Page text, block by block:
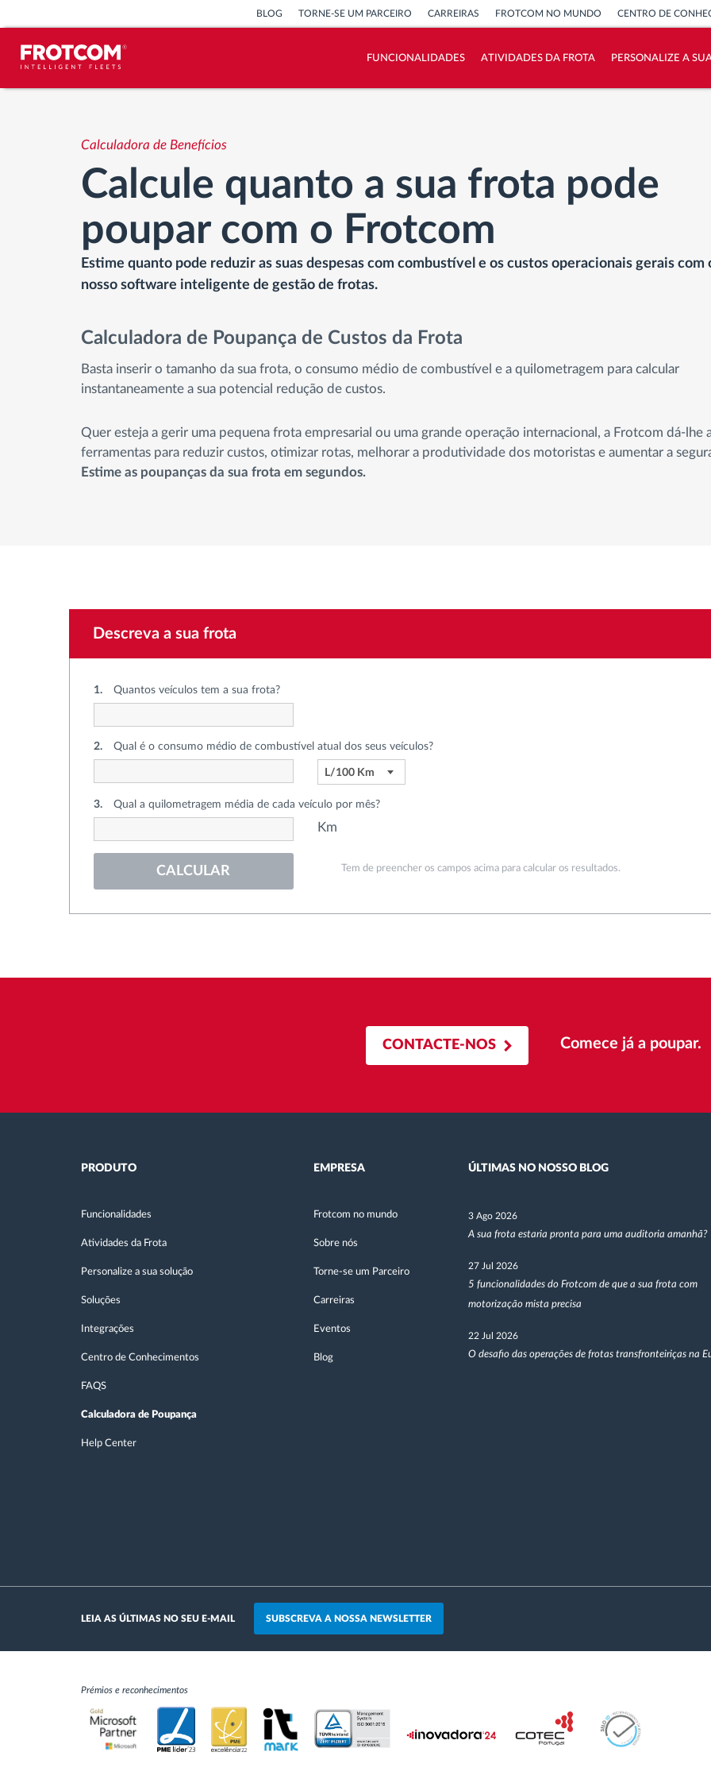
BLOG TORNE-SE UM PARCEIRO CARREIRAS FROTCOM NO MUNDO CENTRO DE
FUNCIONALIDADES ATIVIDADES DA FROTA PERSONALIZE A
Análise do estilo de condução
Monitorização dos tempos de
condução
Gestão de tarefas
Descarga remota de tacógrafo
Controlo de acesso
Planeamento e monitorização de rotas
Calculadora de Benefícios
Calculadora de Benefícios
Calcule quanto a sua frota pode
poupar com o Frotcom
Estime quanto pode reduzir as suas despesas com combustível e os custos operacionais gerais com
nosso software inteligente de gestão de frotas.
Calculadora de Poupança de Custos da Frota
Basta inserir o tamanho da sua frota, o consumo médio de combustível e a quilometragem para calcular
instantaneamente a sua potencial redução de custos.
Quer esteja a gerir uma pequena frota empresarial ou uma grande operação internacional, a Frotcom dá-lhe
ferramentas para reduzir custos, otimizar rotas, melhorar a produtividade dos motoristas e aumentar a
Estime as poupanças da sua frota em segundos.
Descreva a sua frota
1. Quantos veículos tem a sua frota?
2.
Qual é o consumo médio de combustível atual dos seus veículos?
Tipo
de
consumo
L/100 Km
3.
Qual a quilometragem média de cada veículo por mês?
Tipo
Km
CALCULAR Tem de preencher os campos acima para calcular os resultados.
CONTACTE-NOS Comece já a poupar.
PRODUTO
Funcionalidades
Atividades da Frota
Personalize a sua solução
Soluções
Integrações
Centro de Conhecimentos
FAQS
Calculadora de Poupança
Help Center
EMPRESA
Frotcom no mundo
Sobre nós
Torne-se um Parceiro
Carreiras
Eventos
Blog
ÚLTIMAS NO NOSSO BLOG
3 Ago 2026
A sua frota estaria pronta para uma auditoria amanhã?
27 Jul 2026
5 funcionalidades do Frotcom de que a sua frota com
motorização mista precisa
22 Jul 2026
O desafio das operações de frotas transfronteiriças na
LEIA AS ÚLTIMAS NO SEU E-MAIL SUBSCREVA A NOSSA NEWSLETTER
Prémios e reconhecimentos